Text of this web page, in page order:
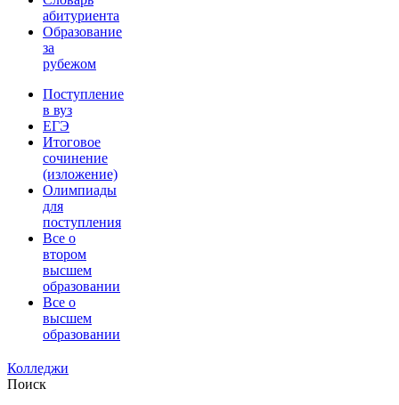
абитуриента
Образование
за
рубежом
Поступление
в вуз
ЕГЭ
Итоговое
сочинение
(изложение)
Олимпиады
для
поступления
Все о
втором
высшем
образовании
Все о
высшем
образовании
Колледжи
Поиск